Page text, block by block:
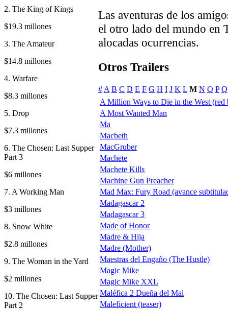
2. The King of Kings
$19.3 millones
3. The Amateur
$14.8 millones
4. Warfare
$8.3 millones
5. Drop
$7.3 millones
6. The Chosen: Last Supper
Part 3
$6 millones
7. A Working Man
$3 millones
8. Snow White
$2.8 millones
9. The Woman in the Yard
$2 millones
10. The Chosen: Last Supper
Part 2
Las aventuras de los
el otro lado del mundo en
alocadas ocurrencias.
Otros Trailers
#A B C D E F G H I J K L M N O P Q
A Million Ways to Die in the West (red
A Most Wanted Man
Ma
Macbeth
MacGruber
Machete
Machete Kills
Machine Gun Preacher
Mad Max: Fury Road (avance
Madagascar 2
Madagascar 3
Made of Honor
Madre & Hija
Madre (Mother)
Maestras del Engaño (The Hustle)
Magic Mike
Magic Mike XXL
Maléfica 2 Dueña del Mal
Maleficient (teaser)